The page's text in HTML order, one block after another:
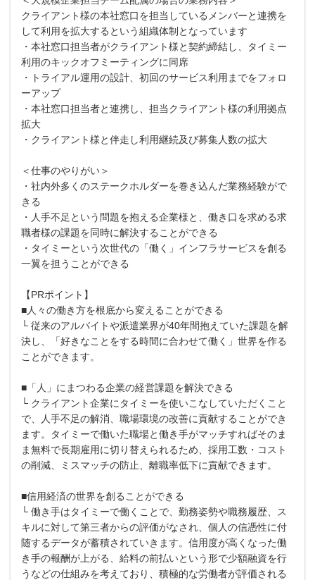
クライアント様の本社窓口を担当しているメンバーと連携を
して利用を拡大するという組織体制となっています
・本社窓口担当者がクライアント様と契約締結し、タイミー
利用のキックオフミーティングに同席
・トライアル運用の設計、初回のサービス利用までをフォロ
ーアップ
・本社窓口担当者と連携し、担当クライアント様の利用拠点
拡大
・クライアント様と伴走し利用継続及び募集人数の拡大
＜仕事のやりがい＞
・社内外多くのステークホルダーを巻き込んだ業務経験がで
きる
・人手不足という問題を抱える企業様と、働き口を求める求
職者様の課題を同時に解決することができる
・タイミーという次世代の「働く」インフラサービスを創る
一翼を担うことができる
【PRポイント】
■人々の働き方を根底から変えることができる
└ 従来のアルバイトや派遣業界が40年間抱えていた課題を解
決し、「好きなことをする時間に合わせて働く」世界を作る
ことができます。
■「人」にまつわる企業の経営課題を解決できる
└ クライアント企業にタイミーを使いこなしていただくこと
で、人手不足の解消、職場環境の改善に貢献することができ
ます。タイミーで働いた職場と働き手がマッチすればそのま
ま無料で長期雇用に切り替えられるため、採用工数・コスト
の削減、ミスマッチの防止、離職率低下に貢献できます。
■信用経済の世界を創ることができる
└ 働き手はタイミーで働くことで、勤務姿勢や職務履歴、ス
キルに対して第三者からの評価がなされ、個人の信憑性に付
随するデータが蓄積されていきます。信用度が高くなった働
き手の報酬が上がる、給料の前払いという形で少額融資を行
うなどの仕組みを考えており、積極的な労働者が評価される